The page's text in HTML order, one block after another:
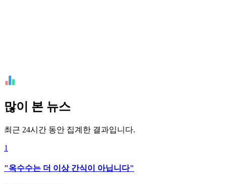
많이 본 뉴스
최근 24시간 동안 집계한 결과입니다.
1
"옥수수는 더 이상 간식이 아닙니다"